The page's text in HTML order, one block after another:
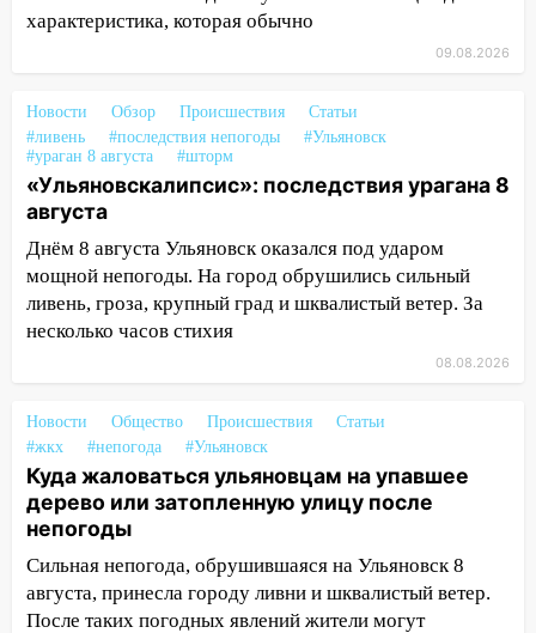
готов, ещё два — почти завершены
«Ульяновскалипсис»: последствия
16:38
Прогноз погоды в Ульяновской
области на 9 августа
16:34 Из-за мощной непогоды в
Ульяновске отменили фестиваль «Наше
время»
16:17
Мелекесский район первым в
Ульяновской области намолотил более
Ульяновской области подали более 10
тысяч заявлений
15:04 Фоторепортаж с улиц Ульяновска
после шторма: поваленные деревья и
затопленные улицы
14:28 Ураган вырвал остановку на улице
Деева в Заволжье
характеристика, которая обычно
09.08.2026
Новости Обзор Происшествия
Статьи
#ливень
#последствия непогоды
#Ульяновск
#ураган 8 августа
#шторм
«Ульяновскалипсис»: последствия урагана 8
августа
Днём 8 августа Ульяновск оказался под ударом
мощной непогоды. На город обрушились сильный
ливень, гроза, крупный град и шквалистый ветер. За
несколько часов стихия
08.08.2026
Новости Общество Происшествия
Статьи
#жкх
#непогода #Ульяновск
Куда жаловаться ульяновцам на упавшее
дерево или затопленную улицу после
непогоды
Сильная непогода, обрушившаяся на Ульяновск 8
августа, принесла городу ливни и шквалистый ветер.
После таких погодных явлений жители могут